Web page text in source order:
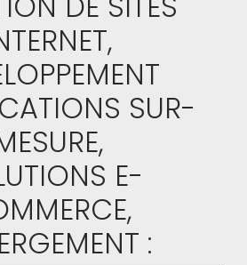
SUR-
E-
: